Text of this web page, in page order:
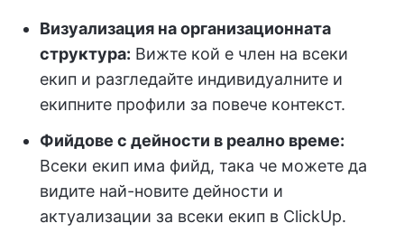
Визуализация на организационната
структура: Вижте кой е член на всеки
екип и разгледайте индивидуалните и
екипните профили за повече контекст.
Фийдове с дейности в реално време:
Всеки екип има фийд, така че можете да
видите най-новите дейности и
актуализации за всеки екип в ClickUp.